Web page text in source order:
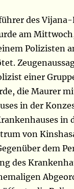
des
am
Polizisten
einer
die Maurer
in der
in
von
dem
des